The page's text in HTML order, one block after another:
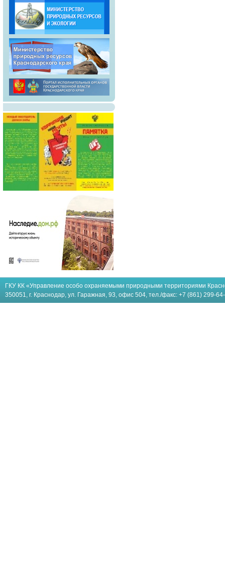
ГКУ КК «Управление особо охраняемыми природными территориями
350051, г. Краснодар, ул. Гаражная, 93, офис 504, тел./факс: +7 (861) 299-